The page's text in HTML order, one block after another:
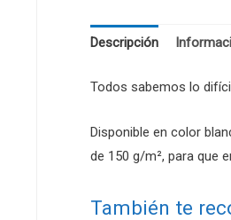
Descripción
Todos sabemos lo
Disponible en color
de 150 g/m², para que
También te